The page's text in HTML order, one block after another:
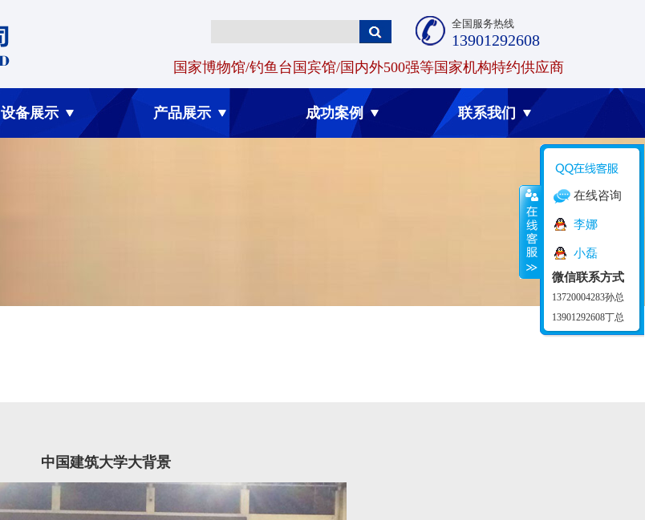
全国服务热线
13901292608
国家博物馆/钓鱼台国宾馆/国内外500强等国家机构特约供应商
设备展示 产品展示 成功案例 联系我们
中国建筑大学大背景
在线咨询
李娜
小磊
微信联系方式
13720004283孙总
13901292608丁总